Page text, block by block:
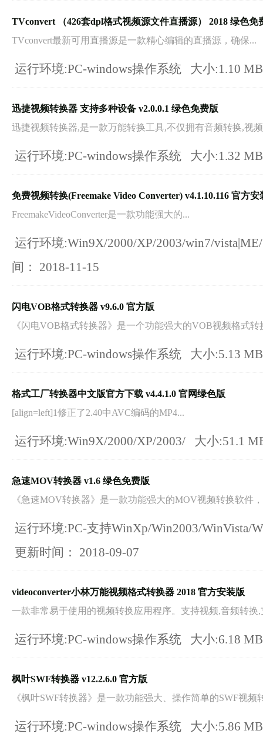
TVconvert （426套dpl格式视频源文件直播源） 2018 绿色免
TVconvert最新可用直播源是一款精心编辑的直播源，确保...
运行环境:PC-windows操作系统 大小:1.10
迅捷视频转换器 支持多种设备 v2.0.0.1 绿色免费版
迅捷视频转换器,是一款万能转换工具,不仅拥有音频转换,视
运行环境:PC-windows操作系统 大小:1.32
免费视频转换(Freemake Video Converter) v4.1.10.116 官方安
FreemakeVideoConverter是一款功能强大的...
运行环境:Win9X/2000/XP/2003/win7/
间：
2018-11-15
闪电VOB格式转换器 v9.6.0 官方版
《闪电VOB格式转换器》是一个功能强大的VOB视频格式转
运行环境:PC-windows操作系统 大小:5.13
格式工厂转换器中文版官方下载 v4.4.1.0 官网绿色版
[align=left]1修正了2.40中AVC编码的MP4...
运行环境:Win9X/2000/XP/2003/ 大小:51.1
急速MOV转换器 v1.6 绿色免费版
《急速MOV转换器》是一款功能强大的MOV视频转换软件
运行环境:PC-支持WinXp/Win2003/WinVista/
更新时间：
2018-09-07
videoconverter小林万能视频格式转换器 2018 官方安装版
一款非常易于使用的视频转换应用程序。支持视频,音频转换,
运行环境:PC-windows操作系统 大小:6.18
枫叶SWF转换器 v12.2.6.0 官方版
《枫叶SWF转换器》是一款功能强大、操作简单的SWF视频
运行环境:PC-windows操作系统 大小:5.86